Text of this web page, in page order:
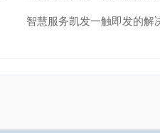
智慧服务凯发一触即发的解